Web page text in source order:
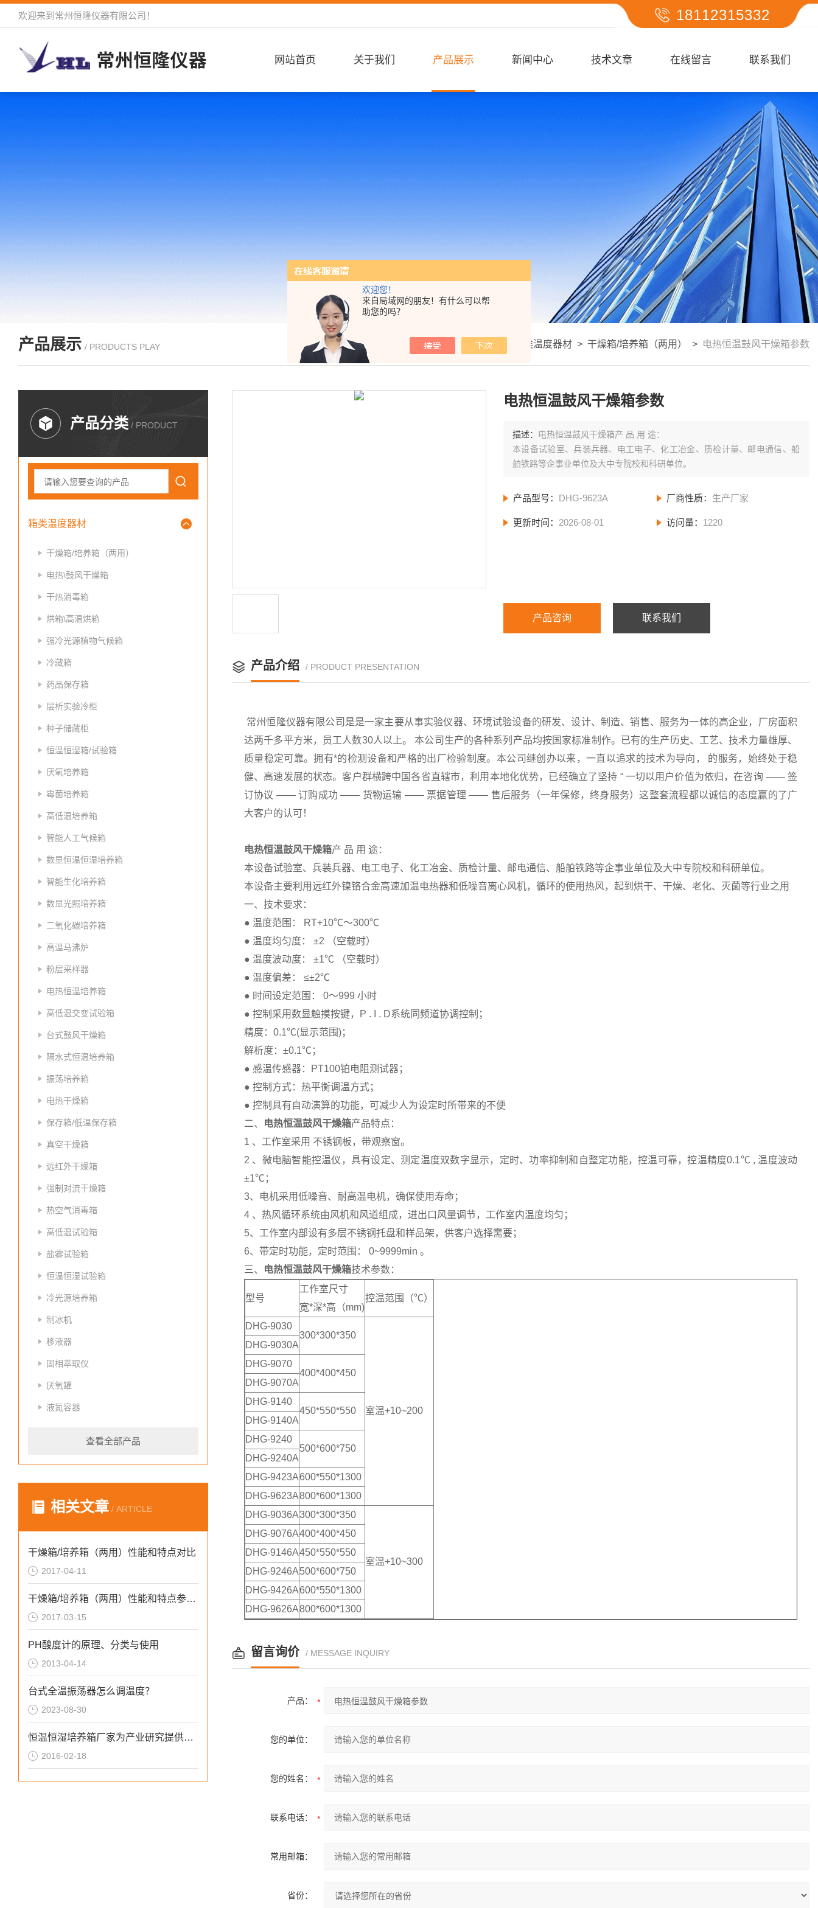
欢迎您！
来自局域网的朋友！有什么可以帮
助您的吗？
欢迎来到 常州恒隆仪器有限公司 ！ 18112315332
网站首页 关于我们 产品展示 新闻中心 技术文章 在线留言 联系我们
产品展示 / PRODUCTS PLAY 我的位置：首页 产品展示 箱类温度器材 > 干燥箱/培养箱（两用） > 电热恒温鼓风干燥箱参数
产品分类 / PRODUCT
箱类温度器材
干燥箱/培养箱（两用）
电热\鼓风干燥箱
干热消毒箱
烘箱\高温烘箱
强冷光源植物气候箱
冷藏箱
药品保存箱
层析实验冷柜
种子储藏柜
恒温恒湿箱/试验箱
厌氧培养箱
霉菌培养箱
高低温培养箱
智能人工气候箱
数显恒温恒湿培养箱
智能生化培养箱
数显光照培养箱
二氧化碳培养箱
高温马沸炉
粉层采样器
电热恒温培养箱
高低温交变试验箱
台式鼓风干燥箱
隔水式恒温培养箱
振荡培养箱
电热干燥箱
保存箱/低温保存箱
真空干燥箱
远红外干燥箱
强制对流干燥箱
热空气消毒箱
高低温试验箱
盐雾试验箱
恒温恒湿试验箱
冷光源培养箱
制冰机
移液器
固相萃取仪
厌氧罐
液氮容器
查看全部产品
相关文章 / ARTICLE
干燥箱/培养箱（两用）性能和特点对比
2017-04-11
干燥箱/培养箱（两用）性能和特点参数介绍
2017-03-15
PH酸度计的原理、分类与使用
2013-04-14
台式全温振荡器怎么调温度？
2023-08-30
恒温恒湿培养箱厂家为产业研究提供需要的各种环境
2016-02-18
电热恒温鼓风干燥箱参数
描述： 电热恒温鼓风干燥箱产 品 用 途：
本设备试验室、兵装兵器、电工电子、化工冶金、质检计量、邮电通信、船
舶铁路等企事业单位及大中专院校和科研单位。
产品型号： DHG-9623A 厂商性质： 生产厂家
更新时间： 2026-08-01 访问量： 1220
产品咨询 联系我们
产品介绍 / PRODUCT PRESENTATION
常州恒隆仪器有限公司是是一家主要从事实验仪器、环境试验设备的研发、设计、制造、销售、服务为一体的高企业，厂房面积
达两千多平方米，员工人数30人以上。 本公司生产的各种系列产品均按国家标准制作。已有的生产历史、工艺、技术力量雄厚、
质量稳定可靠。拥有*的检测设备和严格的出厂检验制度。本公司继创办以来，一直以追求的技术为导向， 的服务，始终处于稳
健、高速发展的状态。客户群横跨中国各省直辖市，利用本地化优势，已经确立了坚持 “ 一切以用户价值为依归，在咨询 —— 签
订协议 —— 订购成功 —— 货物运输 —— 票据管理 —— 售后服务（一年保修，终身服务）这整套流程都以诚信的态度赢的了广
大客户的认可！
电热恒温鼓风干燥箱产 品 用 途：
本设备试验室、兵装兵器、电工电子、化工冶金、质检计量、邮电通信、船舶铁路等企事业单位及大中专院校和科研单位。
本设备主要利用远红外镍铬合金高速加温电热器和低噪音离心风机，循环的使用热风，起到烘干、干燥、老化、灭菌等行业之用
一、技术要求：
● 温度范围： RT+10℃～300℃
● 温度均匀度： ±2 （空载时）
● 温度波动度： ±1℃ （空载时）
● 温度偏差： ≤±2℃
● 时间设定范围： 0～999 小时
● 控制采用数显触摸按键，P . I . D系统同频道协调控制；
精度：0.1℃(显示范围)；
解析度：±0.1℃；
● 感温传感器：PT100铂电阻测试器；
● 控制方式：热平衡调温方式；
● 控制具有自动演算的功能，可减少人为设定时所带来的不便
二、
电热恒温鼓风干燥箱产品特点：
1 、工作室采用 不锈钢板，带观察窗。
2 、微电脑智能控温仪，具有设定、测定温度双数字显示，定时、功率抑制和自整定功能，控温可靠，控温精度0.1℃ , 温度波动
±1℃；
3、电机采用低噪音、耐高温电机，确保使用寿命；
4 、热风循环系统由风机和风道组成，进出口风量调节，工作室内温度均匀；
5、工作室内部设有多层不锈钢托盘和样品架，供客户选择需要；
6、带定时功能，定时范围： 0~9999min 。
三、
电热恒温鼓风干燥箱技术参数：
型号
工作室尺寸
宽*深*高（mm)
控温范围（℃）
DHG-9030
300*300*350
室温+10~200
DHG-9030A
DHG-9070
400*400*450
DHG-9070A
DHG-9140
450*550*550
DHG-9140A
DHG-9240
500*600*750
DHG-9240A
DHG-9423A600*550*1300
DHG-9623A800*600*1300
DHG-9036A300*300*350
室温+10~300
DHG-9076A400*400*450
DHG-9146A450*550*550
DHG-9246A500*600*750
DHG-9426A600*550*1300
DHG-9626A800*600*1300
留言询价 / MESSAGE INQUIRY
产品：
您的单位：
您的姓名：
联系电话：
常用邮箱：
省份：